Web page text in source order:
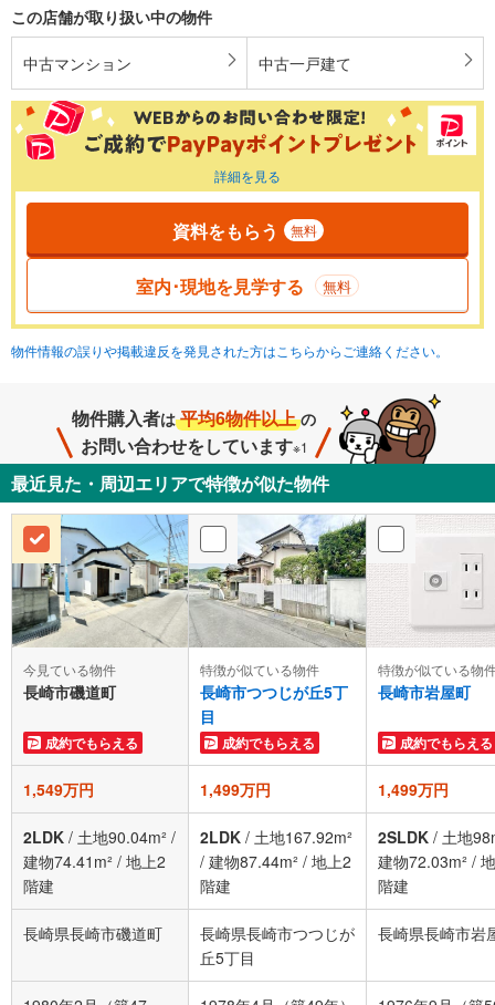
この店舗が取り扱い中の物件
中古マンション 中古一戸建て
詳細を見る
資料をもらう 無料
室内･現地を見学する 無料
物件情報の誤りや掲載違反を発見された方はこちらからご連絡ください。
物件購入者は 平均6物件以上 の
お問い合わせをしています※1
最近見た・周辺エリアで特徴が似た物件
今見ている物件
長崎市磯道町
成約でもらえる
特徴が似ている物件
長崎市つつじが丘5丁
目
成約でもらえる
特徴が似ている物
長崎市岩屋町
成約でもらえる
1,549万円 1,499万円 1,499万円
2LDK / 土地90.04m² /
建物74.41m² / 地上2
階建
2LDK / 土地167.92m²
/ 建物87.44m² / 地上2
階建
2SLDK / 土地
建物72.03m² /
階建
長崎県長崎市磯道町
長崎県長崎市つつじが
丘5丁目
長崎県長崎市岩